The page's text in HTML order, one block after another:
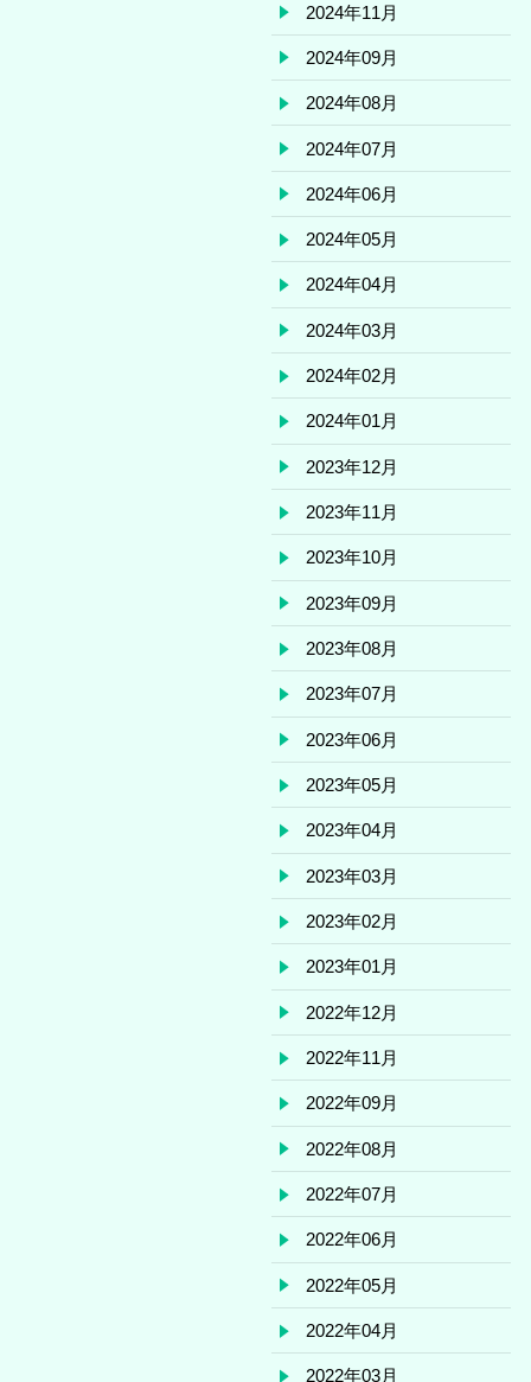
2024年11月
2024年09月
2024年08月
2024年07月
2024年06月
2024年05月
2024年04月
2024年03月
2024年02月
2024年01月
2023年12月
2023年11月
2023年10月
2023年09月
2023年08月
2023年07月
2023年06月
2023年05月
2023年04月
2023年03月
2023年02月
2023年01月
2022年12月
2022年11月
2022年09月
2022年08月
2022年07月
2022年06月
2022年05月
2022年04月
2022年03月